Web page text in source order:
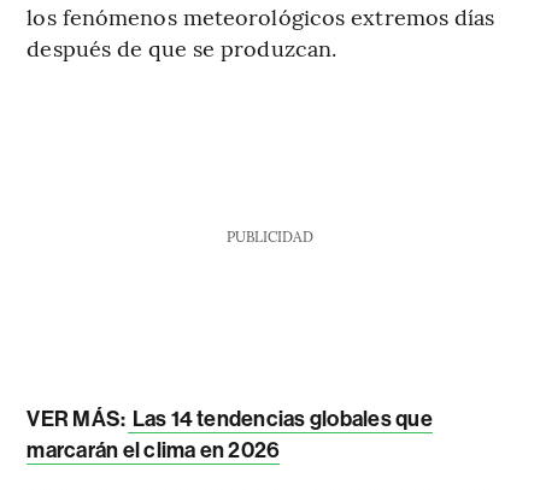
los fenómenos meteorológicos extremos días
después de que se produzcan.
PUBLICIDAD
VER MÁS: Las 14 tendencias globales que
marcarán el clima en 2026